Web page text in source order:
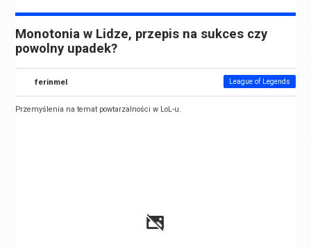
Monotonia w Lidze, przepis na sukces czy
powolny upadek?
ferinmel League of Legends
Przemyślenia na temat powtarzalności w LoL-u.